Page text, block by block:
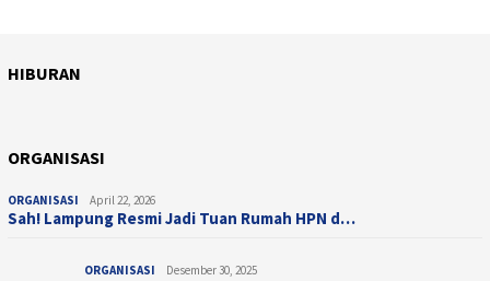
HIBURAN
Sentuhan Sinematik Ifan Seventeen, &#821…
Taman Bermain Indoor untuk Anak, Champio…
ORGANISASI
ORGANISASI April 22, 2026
Sah! Lampung Resmi Jadi Tuan Rumah HPN d…
ORGANISASI Desember 30, 2025